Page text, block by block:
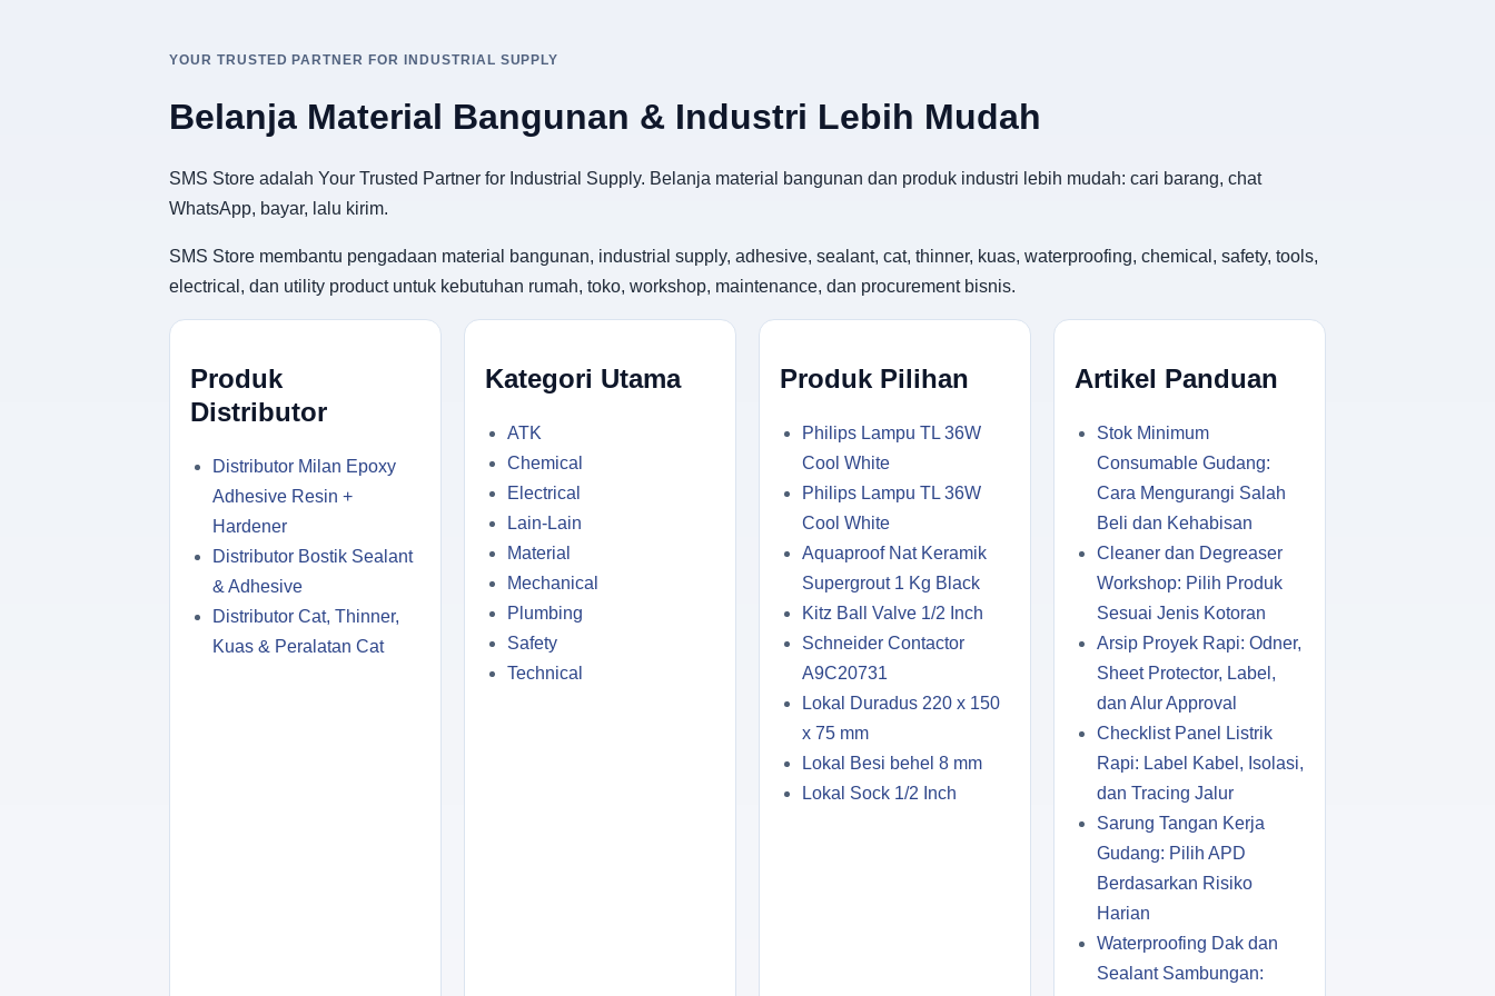
YOUR TRUSTED PARTNER FOR INDUSTRIAL SUPPLY
Belanja Material Bangunan & Industri Lebih Mudah
SMS Store adalah Your Trusted Partner for Industrial Supply. Belanja material bangunan dan produk industri lebih mudah: cari barang, chat
WhatsApp, bayar, lalu kirim.
SMS Store membantu pengadaan material bangunan, industrial supply, adhesive, sealant, cat, thinner, kuas, waterproofing, chemical, safety, tools,
electrical, dan utility product untuk kebutuhan rumah, toko, workshop, maintenance, dan procurement bisnis.
Produk
Distributor
Distributor Milan Epoxy
Adhesive Resin +
Hardener
Distributor Bostik Sealant
& Adhesive
Distributor Cat, Thinner,
Kuas & Peralatan Cat
Kategori Utama
ATK
Chemical
Electrical
Lain-Lain
Material
Mechanical
Plumbing
Safety
Technical
Produk Pilihan
Philips Lampu TL 36W
Cool White
Philips Lampu TL 36W
Cool White
Aquaproof Nat Keramik
Supergrout 1 Kg Black
Kitz Ball Valve 1/2 Inch
Schneider Contactor
A9C20731
Lokal Duradus 220 x 150
x 75 mm
Lokal Besi behel 8 mm
Lokal Sock 1/2 Inch
Artikel Panduan
Stok Minimum
Consumable Gudang:
Cara Mengurangi Salah
Beli dan Kehabisan
Cleaner dan Degreaser
Workshop: Pilih Produk
Sesuai Jenis Kotoran
Arsip Proyek Rapi: Odner,
Sheet Protector, Label,
dan Alur Approval
Checklist Panel Listrik
Rapi: Label Kabel, Isolasi,
dan Tracing Jalur
Sarung Tangan Kerja
Gudang: Pilih APD
Berdasarkan Risiko
Harian
Waterproofing Dak dan
Sealant Sambungan: